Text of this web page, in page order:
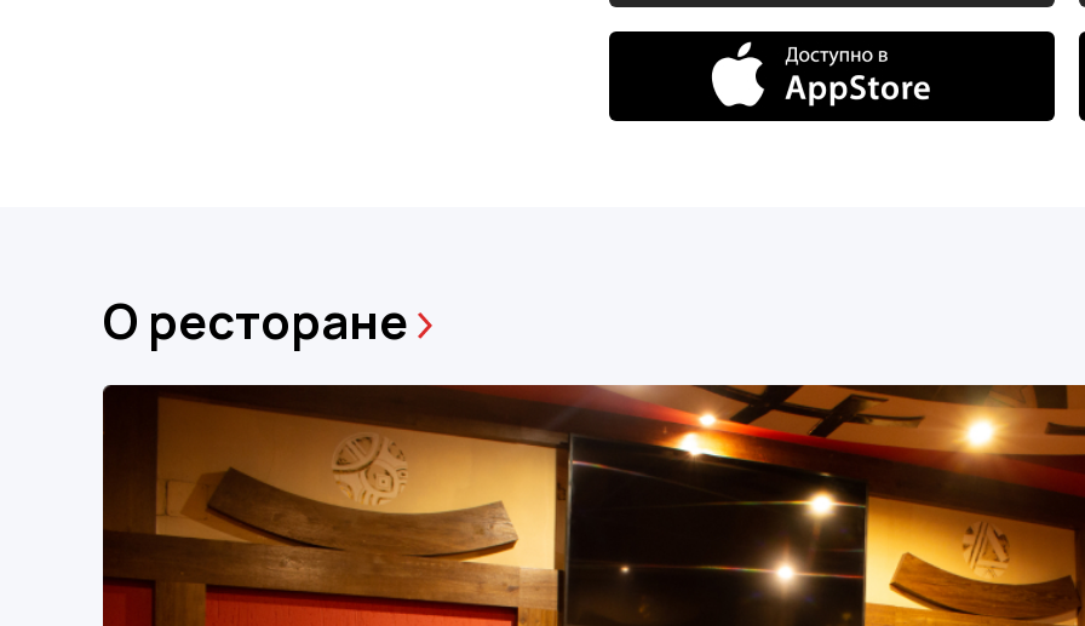
О ресторане